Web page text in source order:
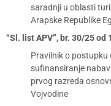
saradnji u oblasti
Arapske Republike
“Sl. list APV”, br. 30/25
Pravilnik o postupku
sufinansiranje
prvog razreda
Vojvodine